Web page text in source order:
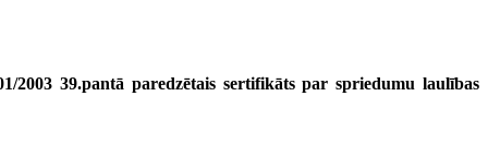
2003 39.pantā paredzētais sertifikāts par spriedumu laulības